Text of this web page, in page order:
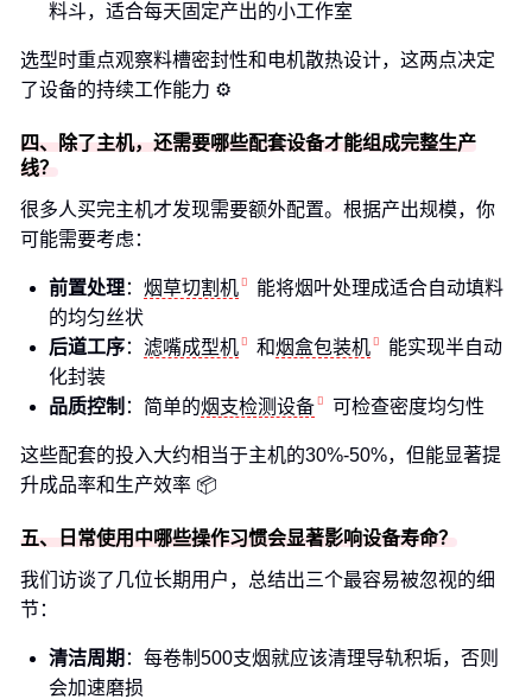
料斗，适合每天固定产出的小工作室
选型时重点观察料槽密封性和电机散热设计，这两点决定
了设备的持续工作能力 ⚙️
四、除了主机，还需要哪些配套设备才能组成完整生产
线？
很多人买完主机才发现需要额外配置。根据产出规模，你
可能需要考虑：
前置处理： 烟草切割机
能将烟叶处理成适合自动填料
的均匀丝状
后道工序： 滤嘴成型机 和烟盒包装机
能实现半自动
化封装
品质控制 ：简单的烟支检测设备 可检查密度均匀性
这些配套的投入大约相当于主机的30%-50%，但能显著提
升成品率和生产效率 📦
五、日常使用中哪些操作习惯会显著影响设备寿命？
我们访谈了几位长期用户，总结出三个最容易被忽视的细
节：
清洁周期 ：每卷制500支烟就应该清理导轨积垢，否则
会加速磨损